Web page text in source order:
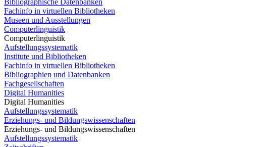
Bibliographische Datenbanken
Fachinfo in virtuellen Bibliotheken
Museen und Ausstellungen
Computerlinguistik
Computerlinguistik
Aufstellungssystematik
Institute und Bibliotheken
Fachinfo in virtuellen Bibliotheken
Bibliographien und Datenbanken
Fachgesellschaften
Digital Humanities
Digital Humanities
Aufstellungssystematik
Erziehungs- und Bildungswissenschaften
Erziehungs- und Bildungswissenschaften
Aufstellungssystematik